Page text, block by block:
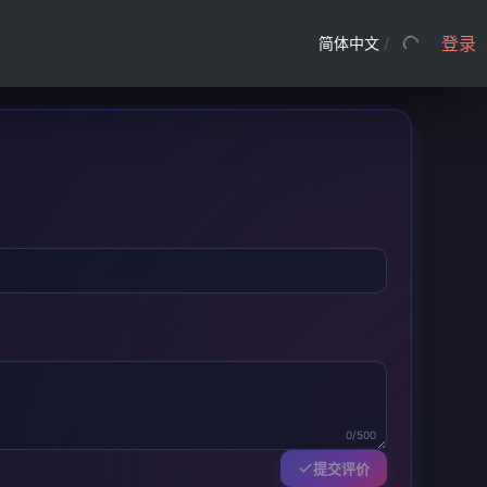
简体中文 / 登录
0/500
提交评价